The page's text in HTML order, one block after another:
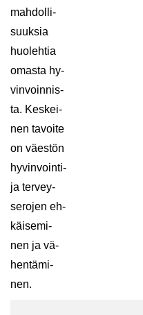
mah­dol­li­
suuk­sia
huo­leh­tia
omas­ta hy­
vin­voin­nis­
ta. Kes­kei­
nen ta­voi­te
on väes­tön
hyvinvointi-​
ja ter­vey­
se­ro­jen eh­
käi­se­mi­
nen ja vä­
hen­tä­mi­
nen.